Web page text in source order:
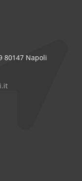
80147 Napoli